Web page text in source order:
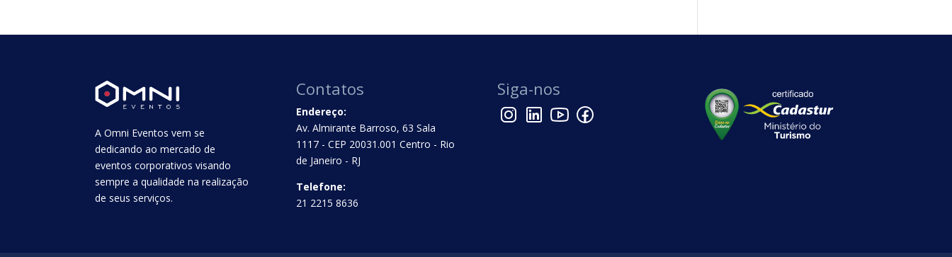
A Omni Eventos vem se
dedicando ao mercado de
eventos corporativos visando
sempre a qualidade na realização
de seus serviços.
Contatos
Endereço:
Av. Almirante Barroso, 63 Sala
1117 - CEP 20031.001 Centro - Rio
de Janeiro - RJ
Telefone:
21 2215 8636
Siga-nos